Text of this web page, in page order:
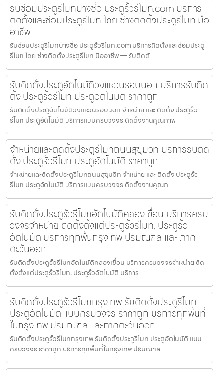
รับซ่อมประตูรีโมทบางซื่อ ประตูรั้วรีโมท.com บริการ
ติดตั้งและซ่อมประตูรีโมท โดย ช่างติดตั้งประตูรีโมท มือ
อาชีพ
รับซ่อมประตูรีโมทบางซื่อ ประตูรั้วรีโมท.com บริการติดตั้งและซ่อมประตู
รีโมท โดย ช่างติดตั้งประตูรีโมท มืออาชีพ — รับติดตั
รับติดตั้งประตูอัตโนมัติวงแหวนรอบนอก บริการรับติด
ตั้ง ประตูรั้วรีโมท ประตูอัตโนมัติ ราคาถูก
รับติดตั้งประตูอัตโนมัติวงแหวนรอบนอก จำหน่าย และ ติดตั้ง ประตูรั้ว
รีโมท ประตูอัตโนมัติ บริการแบบครบวงจร ติดตั้งงานคุณภาพ
จำหน่ายและติดตั้งประตูรีโมทถนนสุขุมวิท บริการรับติด
ตั้ง ประตูรั้วรีโมท ประตูอัตโนมัติ ราคาถูก
จำหน่ายและติดตั้งประตูรีโมทถนนสุขุมวิท จำหน่าย และ ติดตั้ง ประตูรั้ว
รีโมท ประตูอัตโนมัติ บริการแบบครบวงจร ติดตั้งงานคุณภ
รับติดตั้งประตูรั้วรีโมทอัตโนมัติคลองเขื่อน บริการครบ
วงจรจำหน่าย ติดตั้งตั้งแต่ประตูรั้วรีโมท, ประตูรั้ว
อัตโนมัติ บริการทุกพื้นกรุงเทพ ปริมณฑล และ ภาค
ตะวันออก
รับติดตั้งประตูรั้วรีโมทอัตโนมัติคลองเขื่อน บริการครบวงจรจำหน่าย ติด
ตั้งตั้งแต่ประตูรั้วรีโมท, ประตูรั้วอัตโนมัติ บริการ
รับติดตั้งประตูรั้วรีโมทกรุงเทพ รับติดตั้งประตูรีโมท
ประตูอัตโนมัติ แบบครบวงจร ราคาถูก บริการทุกพื้นที่
ในกรุงเทพ ปริมณฑล และภาคตะวันออก
รับติดตั้งประตูรั้วรีโมทกรุงเทพ รับติดตั้งประตูรีโมท ประตูอัตโนมัติ แบบ
ครบวงจร ราคาถูก บริการทุกพื้นที่ในกรุงเทพ ปริมณฑล